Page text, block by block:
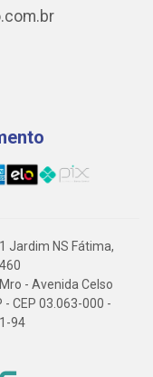
Jardim NS Fátima,
- Avenida Celso
CEP 03.063-000 -
94